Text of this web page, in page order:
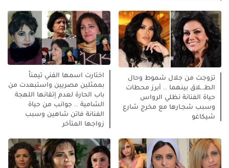
تزوجت من جلال شموط وحال
الطـ.ـلاق بينهما .. أبرز محطات
حياة الفنانة نظلي الرواس
وسبب شجـارها مع مخرج شارع
شيكاغو
اختارت اسمها الفني تيمناً
بممثلين مصريين واستبعدت من
باب الحارة لعدم إتقانها اللهجة
الشامية .. جوانب من حياة
الفنانة فاتن شاهين وسبب
زواجها المتأخر